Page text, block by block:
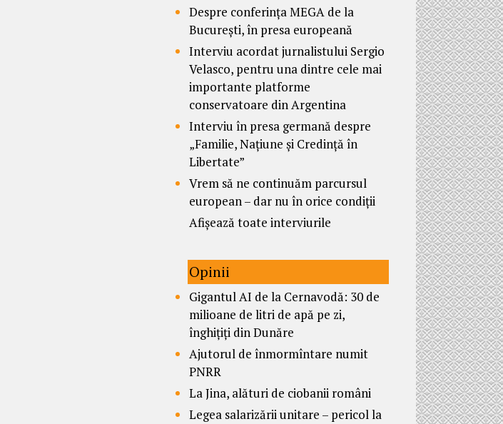
Despre conferința MEGA de la
București, în presa europeană
Interviu acordat jurnalistului Sergio
Velasco, pentru una dintre cele mai
importante platforme
conservatoare din Argentina
Interviu în presa germană despre
„Familie, Națiune și Credință în
Libertate”
Vrem să ne continuăm parcursul
european – dar nu în orice condiții
Afișează toate interviurile
Opinii
Gigantul AI de la Cernavodă: 30 de
milioane de litri de apă pe zi,
înghițiți din Dunăre
Ajutorul de înmormîntare numit
PNRR
La Jina, alături de ciobanii români
Legea salarizării unitare – pericol la